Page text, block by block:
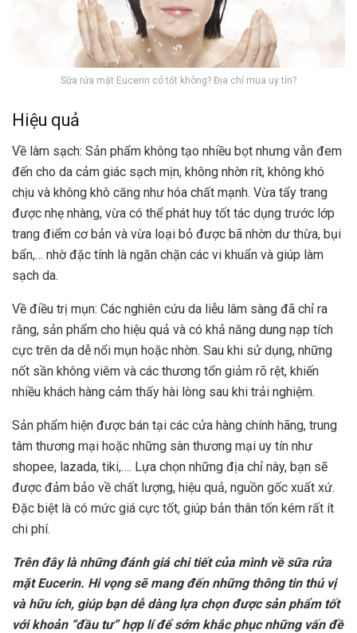
Sữa rửa mặt Eucerin có tốt không? Địa chỉ mua uy tín?
Hiệu quả
Về làm sạch: Sản phẩm không tạo nhiều bọt nhưng vẫn đem
đến cho da cảm giác sạch mịn, không nhờn rít, không khó
chịu và không khô căng như hóa chất mạnh. Vừa tẩy trang
được nhẹ nhàng, vừa có thể phát huy tốt tác dụng trước lớp
trang điểm cơ bản và vừa loại bỏ được bã nhờn dư thừa, bụi
bẩn,… nhờ đặc tính là ngăn chặn các vi khuẩn và giúp làm
sạch da.
Về điều trị mụn: Các nghiên cứu da liễu lâm sàng đã chỉ ra
rằng, sản phẩm cho hiệu quả và có khả năng dung nạp tích
cực trên da dễ nổi mụn hoặc nhờn. Sau khi sử dụng, những
nốt sần không viêm và các thương tổn giảm rõ rệt, khiến
nhiều khách hàng cảm thấy hài lòng sau khi trải nghiệm.
Sản phẩm hiện được bán tại các cửa hàng chính hãng, trung
tâm thương mại hoặc những sàn thương mại uy tín như
shopee, lazada, tiki,…. Lựa chọn những địa chỉ này, bạn sẽ
được đảm bảo về chất lượng, hiệu quả, nguồn gốc xuất xứ.
Đặc biệt là có mức giá cực tốt, giúp bản thân tốn kém rất ít
chi phí.
Trên đây là những đánh giá chi tiết của mình về sữa rửa
mặt Eucerin. Hi vọng sẽ mang đến những thông tin thú vị
và hữu ích, giúp bạn dễ dàng lựa chọn được sản phẩm tốt
với khoản “đầu tư” hợp lí để sớm khắc phục những vấn đề